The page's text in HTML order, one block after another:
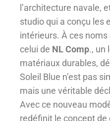
l’architecture navale,
studio qui a conçu les
intérieurs. À ces noms
celui de NL Comp., un
matériaux durables,
Soleil Blue n’est pas
mais une véritable
Avec ce nouveau
redéfinit le concept de